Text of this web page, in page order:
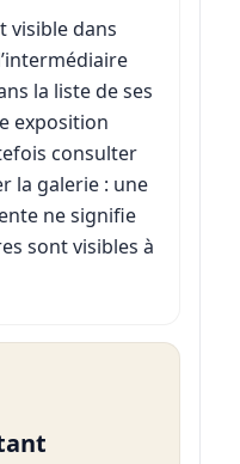
visible dans
la liste de ses
exposition
consulter
la galerie : une
ne signifie
sont visibles à